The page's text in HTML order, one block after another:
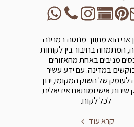
ארי הוא מתווך מנוסה במרינה
המתמחה בחיבור בין לקוחות
מניבים באחת מהאזורים
במדינה. עם ידע עשיר
לעומק של השוק המקומי, ירון
אישי ומותאם אידיאלית
לכל לקוח.
קרא עוד